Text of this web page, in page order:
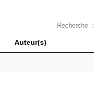
Recherche :
Auteur(s)